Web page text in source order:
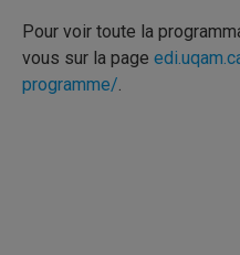
Pour voir toute la
vous sur la page
programme/